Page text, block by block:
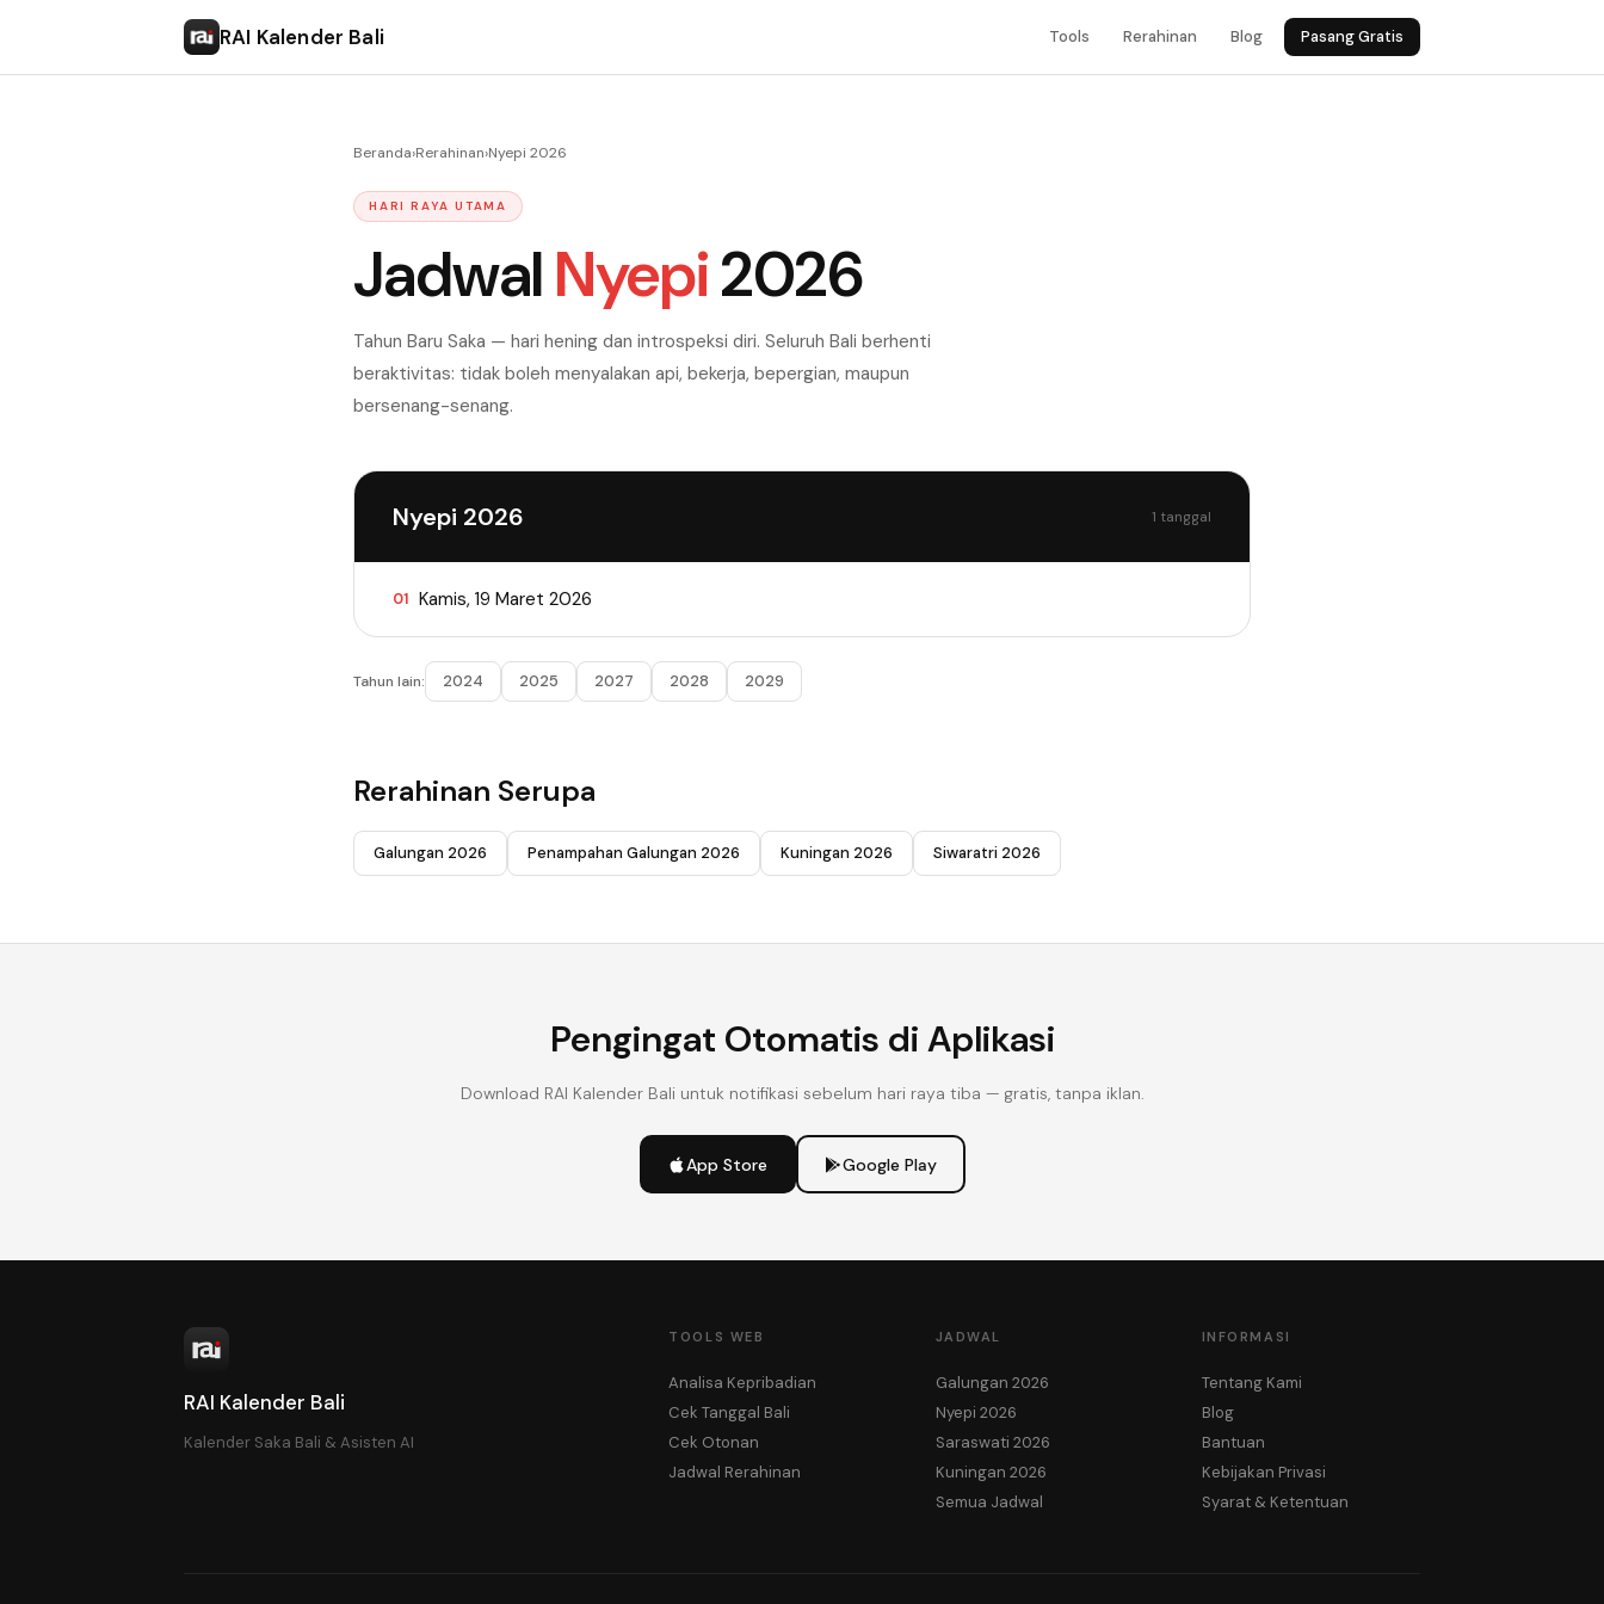
RAI Kalender Bali Tools Rerahinan Blog Pasang Gratis
Beranda›Rerahinan›Nyepi 2026
HARI RAYA UTAMA
JadwalNyepi2026
Tahun Baru Saka — hari hening dan introspeksi diri. Seluruh Bali berhenti
beraktivitas: tidak boleh menyalakan api, bekerja, bepergian, maupun
bersenang-senang.
Nyepi 2026 1 tanggal
01 Kamis, 19 Maret 2026
Tahun lain: 2024 2025 2027 2028 2029
Rerahinan Serupa
Galungan 2026 Penampahan Galungan 2026 Kuningan 2026 Siwaratri 2026
Pengingat Otomatis di Aplikasi
Download RAI Kalender Bali untuk notifikasi sebelum hari raya tiba — gratis, tanpa iklan.
App Store Google Play
RAI Kalender Bali
Kalender Saka Bali & Asisten AI
TOOLS WEB
Analisa Kepribadian
Cek Tanggal Bali
Cek Otonan
Jadwal Rerahinan
JADWAL
Galungan 2026
Nyepi 2026
Saraswati 2026
Kuningan 2026
Semua Jadwal
INFORMASI
Tentang Kami
Blog
Bantuan
Kebijakan Privasi
Syarat & Ketentuan